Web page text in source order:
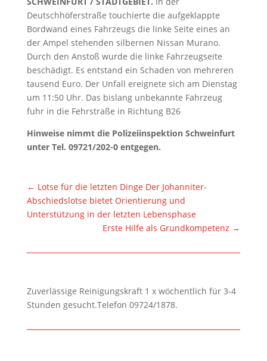
Deutschhöferstraße touchierte die aufgeklappte
Bordwand eines Fahrzeugs die linke Seite eines an
der Ampel stehenden silbernen Nissan Murano.
Durch den Anstoß wurde die linke Fahrzeugseite
beschädigt. Es entstand ein Schaden von mehreren
tausend Euro. Der Unfall ereignete sich am Dienstag
um 11:50 Uhr. Das bislang unbekannte Fahrzeug
fuhr in die Fehrstraße in Richtung B26
Hinweise nimmt die Polizeiinspektion Schweinfurt
unter Tel. 09721/202-0 entgegen.
← Lotse für die letzten Dinge Der Johanniter-
Abschiedslotse bietet Orientierung und
Unterstützung in der letzten Lebensphase
Erste Hilfe als Grundkompetenz →
Zuverlässige Reinigungskraft 1 x wöchentlich für 3-4
Stunden gesucht.Telefon 09724/1878.